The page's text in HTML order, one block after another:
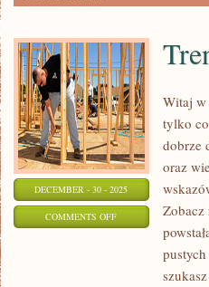
DECEMBER - 30 - 2025
COMMENTS OFFON
Witaj w
tylko
dobrze
oraz
Zobacz